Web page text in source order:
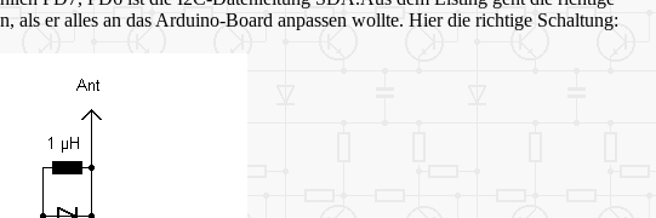
als er alles an das Arduino-Board anpassen wollte. Hier die richtige Schaltung: